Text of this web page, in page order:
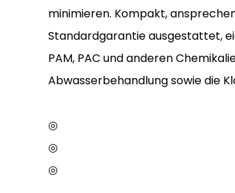
minimieren. Kompakt,
Standardgarantie ausgestattet,
PAM, PAC und anderen
Abwasserbehandlung sowie die
◎
◎
◎